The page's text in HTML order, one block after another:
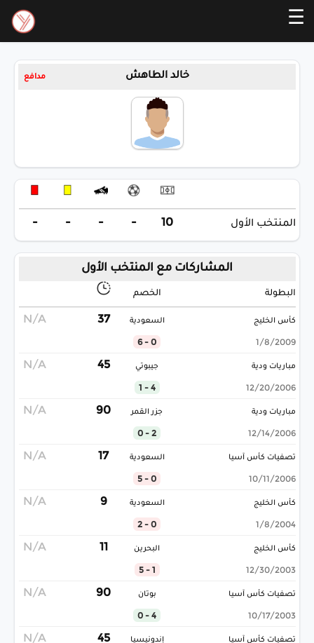
☰
خالد الطاهش مدافع
المنتخب الأول 10
-
-
-
-
المشاركات مع المنتخب الأول
البطولة الخصم
كأس الخليج
1/8/2009
السعودية
0 - 6
37
N/A
مباريات ودية
12/20/2006
جيبوتي
4 - 1
45
N/A
مباريات ودية
12/14/2006
جزر القمر
2 - 0
90
N/A
تصفيات كأس آسيا
10/11/2006
السعودية
0 - 5
17
N/A
كأس الخليج
1/8/2004
السعودية
0 - 2
9
N/A
كأس الخليج
12/30/2003
البحرين
1 - 5
11
N/A
تصفيات كأس آسيا
10/17/2003
بوتان
4 - 0
90
N/A
تصفيات كأس آسيا إندونيسيا 45
N/A